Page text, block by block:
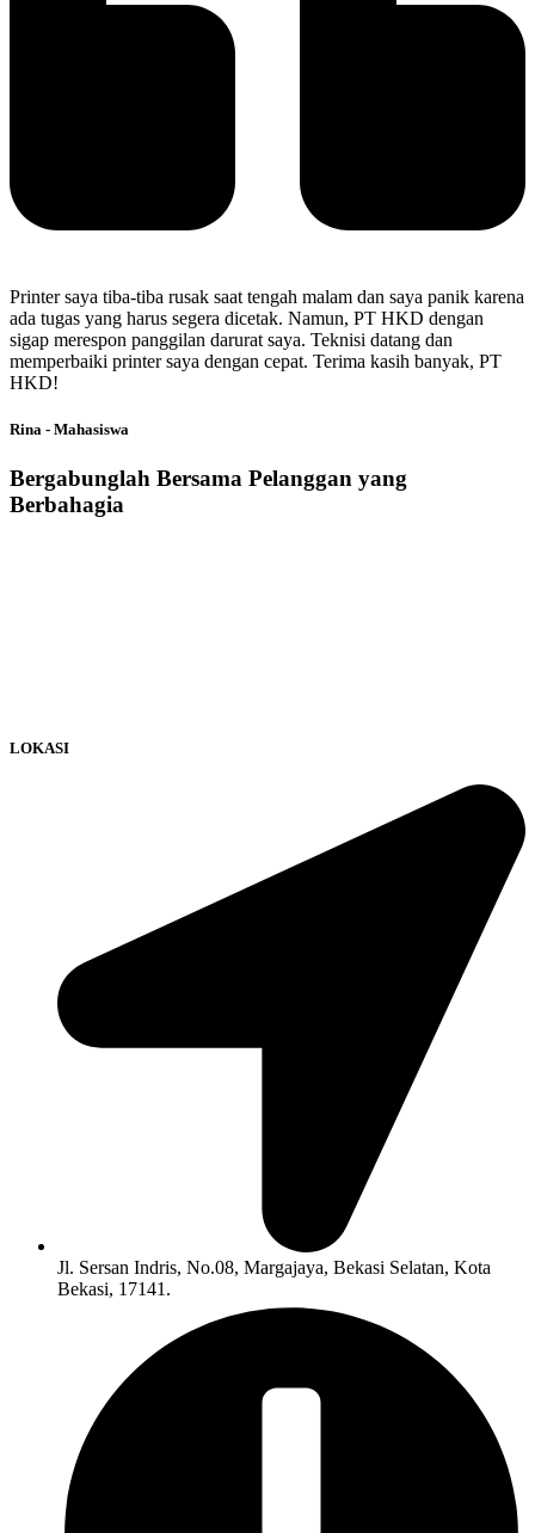
Printer saya tiba-tiba rusak saat tengah malam dan saya panik karena
ada tugas yang harus segera dicetak. Namun, PT HKD dengan
sigap merespon panggilan darurat saya. Teknisi datang dan
memperbaiki printer saya dengan cepat. Terima kasih banyak, PT
HKD!
Rina - Mahasiswa
Bergabunglah Bersama Pelanggan yang
Berbahagia
LOKASI
Jl. Sersan Indris, No.08, Margajaya, Bekasi Selatan, Kota
Bekasi, 17141.